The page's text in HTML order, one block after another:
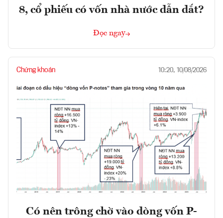
8, cổ phiếu có vốn nhà nước dẫn dắt?
Đọc ngay
Chứng khoán 10:20, 10/08/2026
Có nên trông chờ vào dòng vốn P-